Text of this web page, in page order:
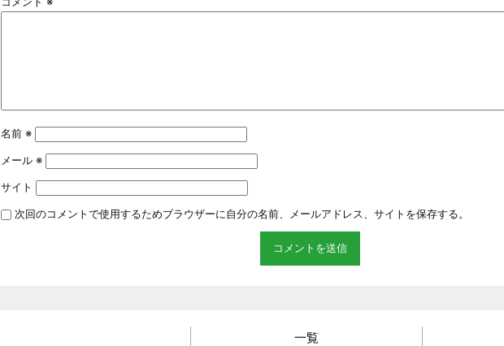
名前 ※
メール ※
サイト
次回のコメントで使用するためブラウザーに自分の名前、メールアドレス、サイトを保存する。
一覧